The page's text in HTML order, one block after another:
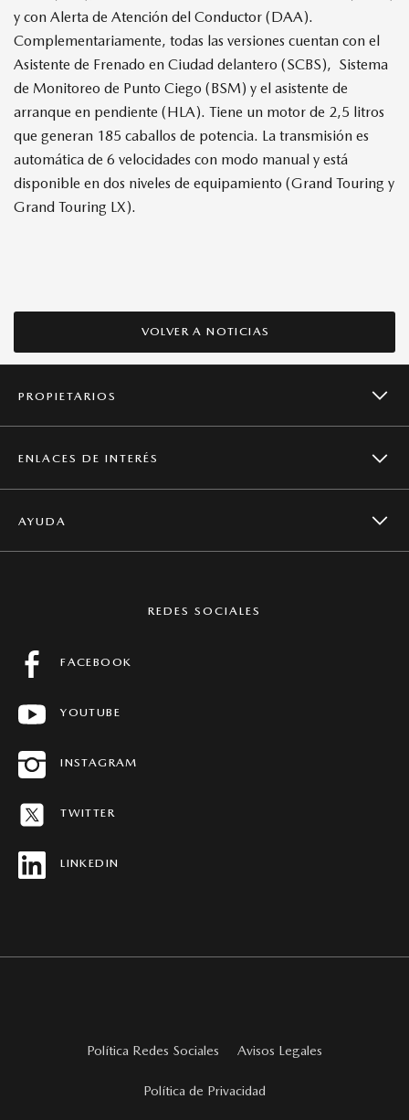
y con Alerta de Atención del Conductor (DAA).
Complementariamente, todas las versiones cuentan con el
Asistente de Frenado en Ciudad delantero (SCBS), Sistema
de Monitoreo de Punto Ciego (BSM) y el asistente de
arranque en pendiente (HLA). Tiene un motor de 2,5 litros
que generan 185 caballos de potencia. La transmisión es
automática de 6 velocidades con modo manual y está
disponible en dos niveles de equipamiento (Grand Touring y
Grand Touring LX).
VOLVER A NOTICIAS
PROPIETARIOS
CAMPAÑAS DE SEGURIDAD
ENLACES DE INTERÉS
NOTICIAS
REVISTAS MAZDA STORIES
AYUDA
PREGUNTAS FRECUENTES
MAPA DEL SITIO
REDES SOCIALES
FACEBOOK
YOUTUBE
INSTAGRAM
TWITTER
LINKEDIN
Política Redes Sociales Avisos Legales
Política de Privacidad